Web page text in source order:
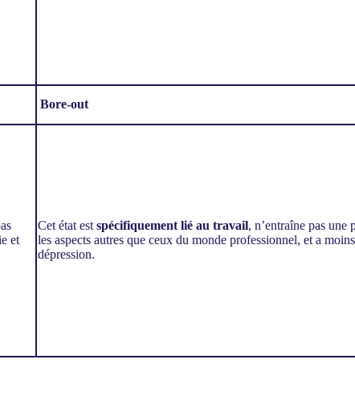
Bore-out
et
Cet état est spécifiquement lié au travail, n’entraîne pas une
les aspects autres que ceux du monde professionnel, et a
dépression.